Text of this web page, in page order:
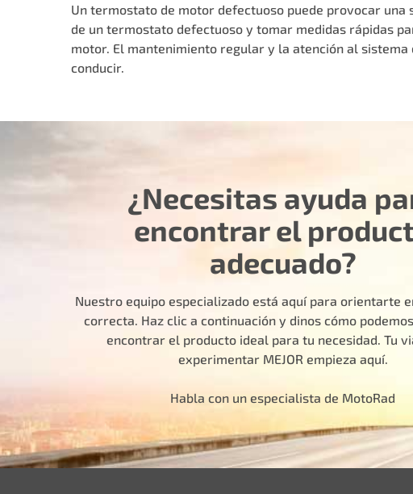
Un termostato de motor defectuoso puede provocar
de un termostato defectuoso y tomar medidas rápidas
motor. El mantenimiento regular y la atención al
conducir.
¿Necesitas ayuda
encontrar el
adecuado?
Nuestro equipo especializado está aquí para orientarte
correcta. Haz clic a continuación y dinos cómo
encontrar el producto ideal para tu necesidad. Tu
experimentar MEJOR empieza aquí.
Habla con un especialista de MotoRad